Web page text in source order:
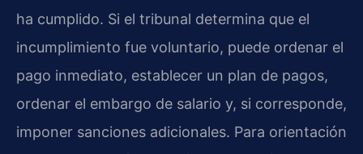
ha cumplido. Si el tribunal determina que el
incumplimiento fue voluntario, puede ordenar el
pago inmediato, establecer un plan de pagos,
ordenar el embargo de salario y, si corresponde,
imponer sanciones adicionales. Para orientación